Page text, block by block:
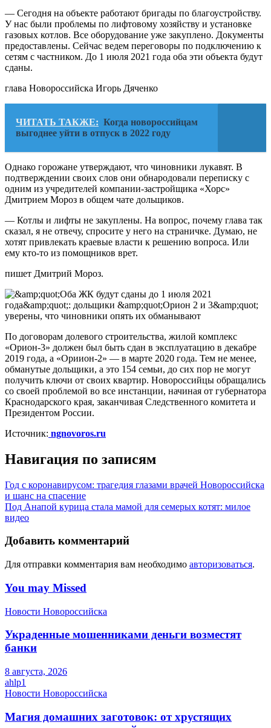
— Сегодня на объекте работают бригады по благоустройству.
У нас были проблемы по лифтовому хозяйству и установке
газовых котлов. Все оборудование уже закуплено. Документы
предоставлены. Сейчас ведем переговоры по подключению к
сетям с частником. До 1 июля 2021 года оба эти объекта будут
сданы.
глава Новороссийска Игорь Дяченко
ЧИТАТЬ ТАКЖЕ: Когда новороссийцам
выгоднее уйти в отпуск в 2022 году
Однако горожане утверждают, что чиновники лукавят. В
подтверждении своих слов они обнародовали переписку с
одним из учредителей компании-застройщика «Хорс»
Дмитрием Мороз в общем чате дольщиков.
— Котлы и лифты не закуплены. На вопрос, почему глава так
сказал, я не отвечу, спросите у него на страничке. Думаю, не
хотят привлекать краевые власти к решению вопроса. Или
ему кто-то из помощников врет.
пишет Дмитрий Мороз.
По договорам долевого строительства, жилой комплекс
«Орион-3» должен был быть сдан в эксплуатацию в декабре
2019 года, а «Ориион-2» — в марте 2020 года. Тем не менее,
обманутые дольщики, а это 154 семьи, до сих пор не могут
получить ключи от своих квартир. Новороссийцы обращались
со своей проблемой во все инстанции, начиная от губернатора
Краснодарского края, заканчивая Следственного комитета и
Президентом России.
Источник: ngnovoros.ru
Навигация по записям
Год с коронавирусом: трагедия глазами врачей Новороссийска
и шанс на спасение
Под Анапой курица стала мамой для семерых котят: милое
видео
Добавить комментарий
Для отправки комментария вам необходимо авторизоваться.
You may Missed
Новости Новороссийска
Украденные мошенниками деньги возместят
банки
8 августа, 2026
ahlp1
Новости Новороссийска
Магия домашних заготовок: от хрустящих